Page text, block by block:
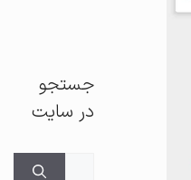
جستجو
در سایت